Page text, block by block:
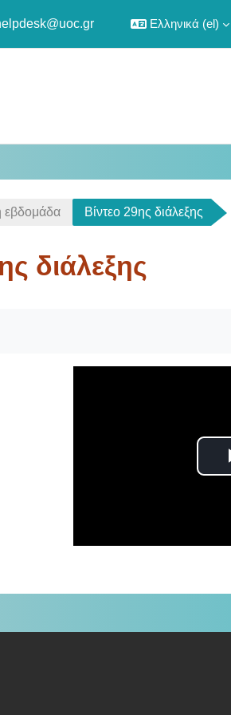
Ελληνικά ‎(el)‎
εβδομάδα Βίντεο 29ης διάλεξης
διάλεξης